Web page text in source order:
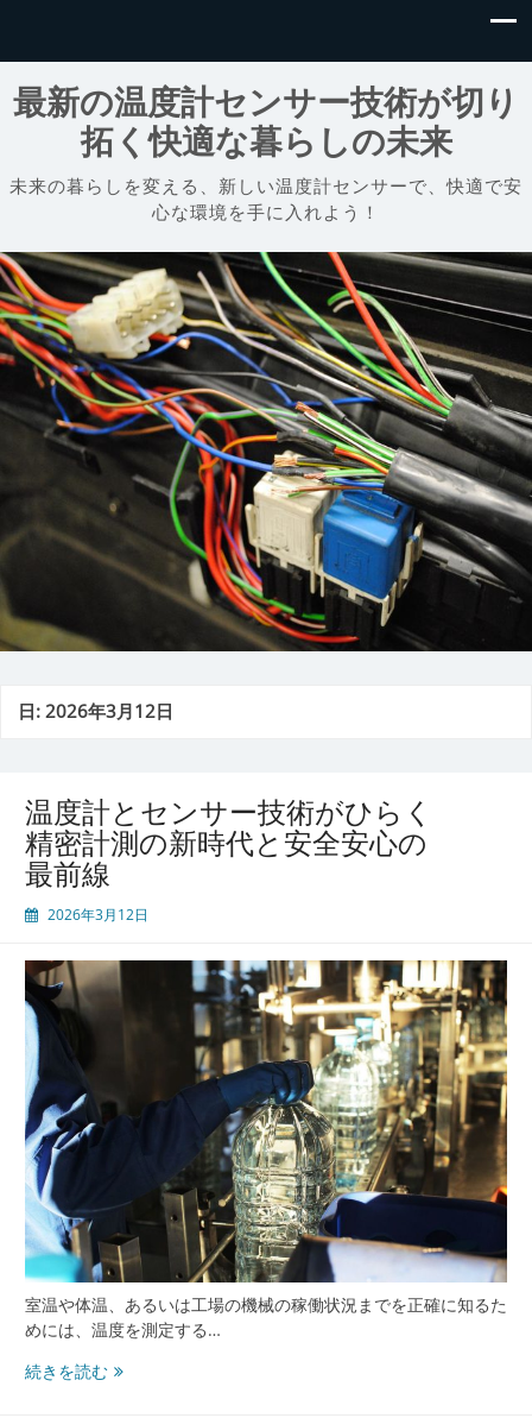
最新の温度計センサー技術が切り
拓く快適な暮らしの未来
未来の暮らしを変える、新しい温度計センサーで、快適で安
心な環境を手に入れよう！
日:2026年3月12日
温度計とセンサー技術がひらく
精密計測の新時代と安全安心の
最前線
2026年3月12日
室温や体温、あるいは工場の機械の稼働状況までを正確に知るた
めには、温度を測定する…
続きを読む温